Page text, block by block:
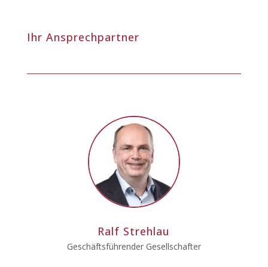
Ihr Ansprechpartner
Ralf Strehlau
Geschäftsführender Gesellschafter